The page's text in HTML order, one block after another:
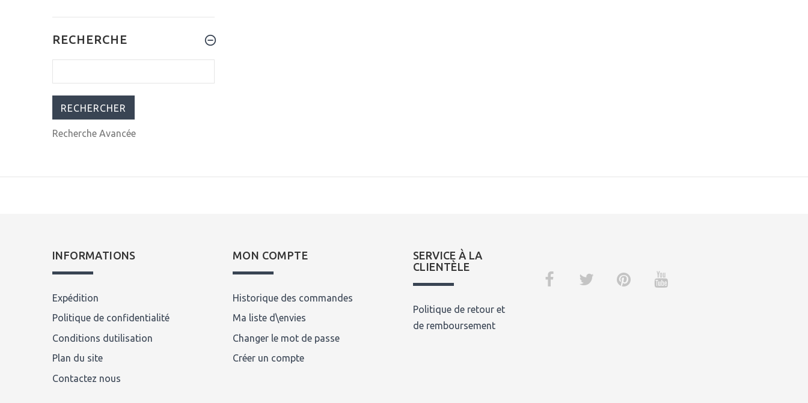
$399.00
RECHERCHE
Recherche Avancée
INFORMATIONS
Expédition
Politique de confidentialité
Conditions dutilisation
Plan du site
Contactez nous
MON COMPTE
Historique des commandes
Ma liste d\envies
Changer le mot de passe
Créer un compte
SERVICE À LA
CLIENTÈLE
Politique de retour et
de remboursement